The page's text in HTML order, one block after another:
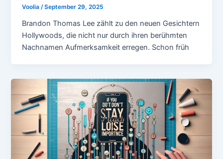
Voolia/September 29, 2025
Brandon Thomas Lee zählt zu den neuen Gesichtern
Hollywoods, die nicht nur durch ihren berühmten
Nachnamen Aufmerksamkeit erregen. Schon früh